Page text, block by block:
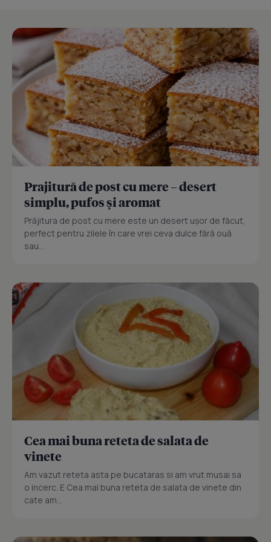
Prajitură de post cu mere – desert
simplu, pufos și aromat
Prăjitura de post cu mere este un desert ușor de făcut,
perfect pentru zilele în care vrei ceva dulce fără ouă
sau...
Cea mai buna reteta de salata de
vinete
Am vazut reteta asta pe bucataras si am vrut musai sa
o incerc. E Cea mai buna reteta de salata de vinete din
cate am...